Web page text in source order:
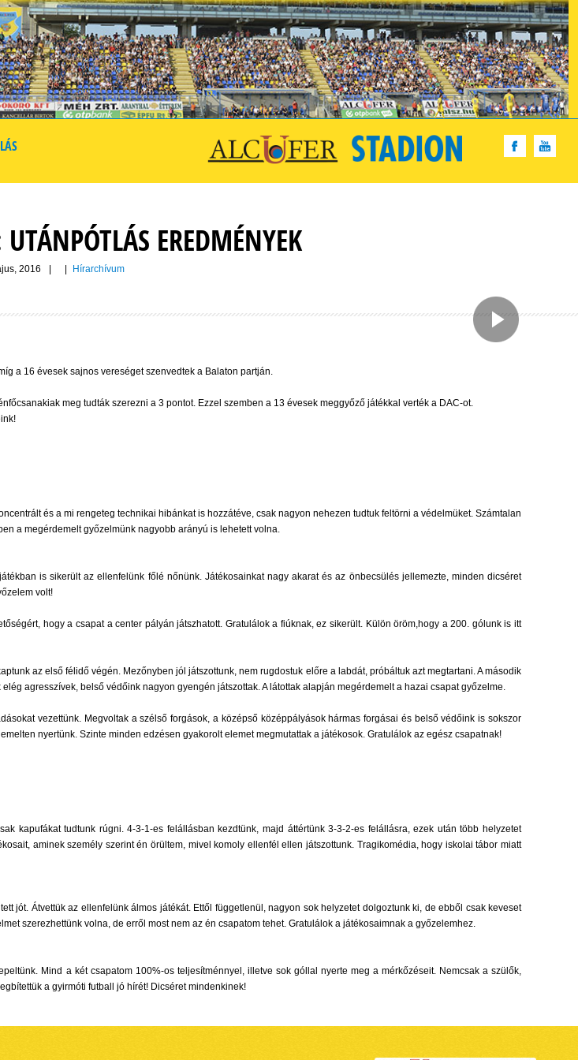
EREDMÉNYEK
2016 Hírarchívum
a 16 évesek sajnos vereséget szenvedtek a Balaton partján.
meg tudták szerezni a 3 pontot. Ezzel szemben a 13 évesek meggyőző játékkal verték a DAC-ot.
és a mi rengeteg technikai hibánkat is hozzátéve, csak nagyon nehezen tudtuk feltörni a védelmüket. Számtalan
a megérdemelt győzelmünk nagyobb arányú is lehetett volna.
is sikerült az ellenfelünk főlé nőnünk. Játékosainkat nagy akarat és az önbecsülés jellemezte, minden dicséret
volt!
hogy a csapat a center pályán játszhatott. Gratulálok a fiúknak, ez sikerült. Külön öröm,hogy a 200. gólunk is itt
az első félidő végén. Mezőnyben jól játszottunk, nem rugdostuk előre a labdát, próbáltuk azt megtartani. A második
agresszívek, belső védőink nagyon gyengén játszottak. A látottak alapján megérdemelt a hazai csapat győzelme.
vezettünk. Megvoltak a szélső forgások, a középső középpályások hármas forgásai és belső védőink is sokszor
nyertünk. Szinte minden edzésen gyakorolt elemet megmutattak a játékosok. Gratulálok az egész csapatnak!
kapufákat tudtunk rúgni. 4-3-1-es felállásban kezdtünk, majd áttértünk 3-3-2-es felállásra, ezek után több helyzetet
aminek személy szerint én örültem, mivel komoly ellenfél ellen játszottunk. Tragikomédia, hogy iskolai tábor miatt
jót. Átvettük az ellenfelünk álmos játékát. Ettől függetlenül, nagyon sok helyzetet dolgoztunk ki, de ebből csak keveset
szerezhettünk volna, de erről most nem az én csapatom tehet. Gratulálok a játékosaimnak a győzelemhez.
Mind a két csapatom 100%-os teljesítménnyel, illetve sok góllal nyerte meg a mérkőzéseit. Nemcsak a szülők,
a gyirmóti futball jó hírét! Dicséret mindenkinek!